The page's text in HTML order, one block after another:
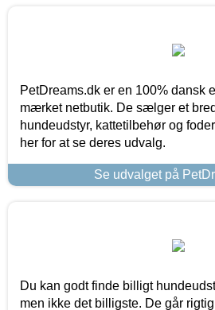
PetDreams.dk er en 100% dansk
mærket netbutik. De sælger et
hundeudstyr, kattetilbehør og
her for at se deres udvalg.
Se udvalget på
Du kan godt finde billigt
men ikke det billigste. De går